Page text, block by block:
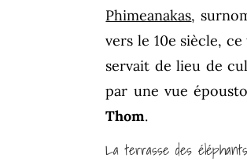
Phimeanakas,
vers le 10e siècle,
servait de lieu de
par une vue
Thom.
La terrasse des éléphants